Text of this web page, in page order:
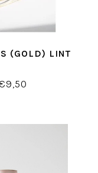
(GOLD) LINT